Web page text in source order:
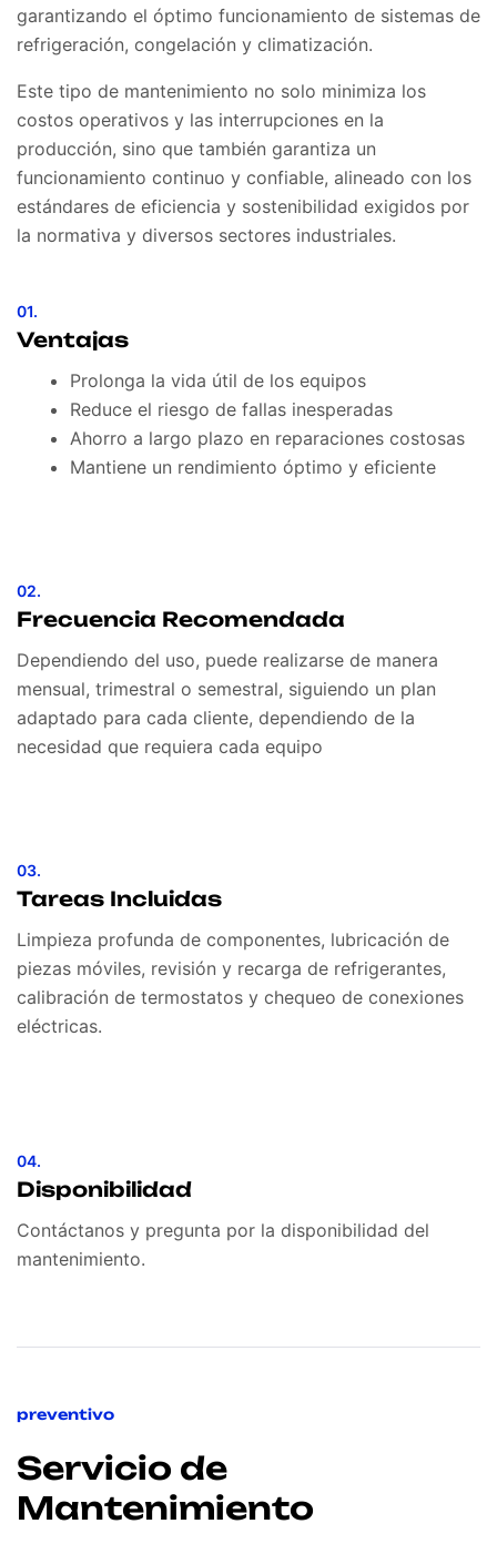
garantizando el óptimo funcionamiento de sistemas de
refrigeración, congelación y climatización.
Este tipo de mantenimiento no solo minimiza los
costos operativos y las interrupciones en la
producción, sino que también garantiza un
funcionamiento continuo y confiable, alineado con los
estándares de eficiencia y sostenibilidad exigidos por
la normativa y diversos sectores industriales.
01.
Ventajas
Prolonga la vida útil de los equipos
Reduce el riesgo de fallas inesperadas
Ahorro a largo plazo en reparaciones costosas
Mantiene un rendimiento óptimo y eficiente
02.
Frecuencia Recomendada
Dependiendo del uso, puede realizarse de manera
mensual, trimestral o semestral, siguiendo un plan
adaptado para cada cliente, dependiendo de la
necesidad que requiera cada equipo
03.
Tareas Incluidas
Limpieza profunda de componentes, lubricación de
piezas móviles, revisión y recarga de refrigerantes,
calibración de termostatos y chequeo de conexiones
eléctricas.
04.
Disponibilidad
Contáctanos y pregunta por la disponibilidad del
mantenimiento.
preventivo
Servicio de
Mantenimiento